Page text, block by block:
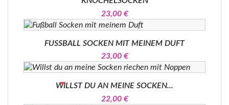
23,00 €
FUSSBALL SOCKEN MIT MEINEM DUFT
23,00 €
WILLST DU AN MEINE SOCKEN...
22,00 €